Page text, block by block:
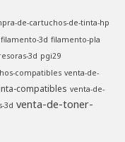
de-cartuchos-de-tinta-hp
filamento-3d filamento-pla
3d pgi29
compatibles venta-de-
compatibles venta-de-
3d venta-de-toner-